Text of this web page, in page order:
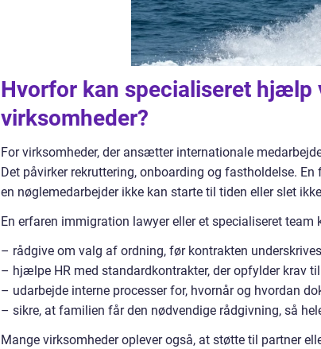
Hvorfor kan specialiseret
virksomheder?
For virksomheder, der ansætter internationale
Det påvirker rekruttering, onboarding og fastholdelse.
en nøglemedarbejder ikke kan starte til tiden eller slet
En erfaren immigration lawyer eller et specialiseret team
– rådgive om valg af ordning, før kontrakten underskrives
– hjælpe HR med standardkontrakter, der opfylder krav
– udarbejde interne processer for, hvornår og hvordan
– sikre, at familien får den nødvendige rådgivning, så
Mange virksomheder oplever også, at støtte til partner